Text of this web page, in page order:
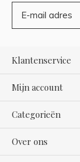
Klantenservice
Mijn account
Categorieën
Over ons